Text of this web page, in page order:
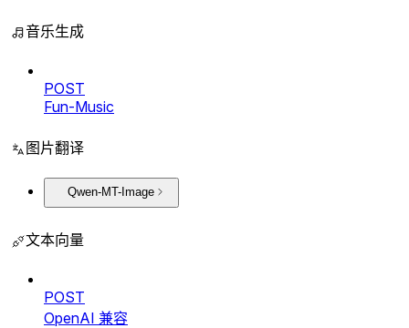
音乐生成
POST
Fun-Music
图片翻译
Qwen-MT-Image
文本向量
POST
OpenAI 兼容